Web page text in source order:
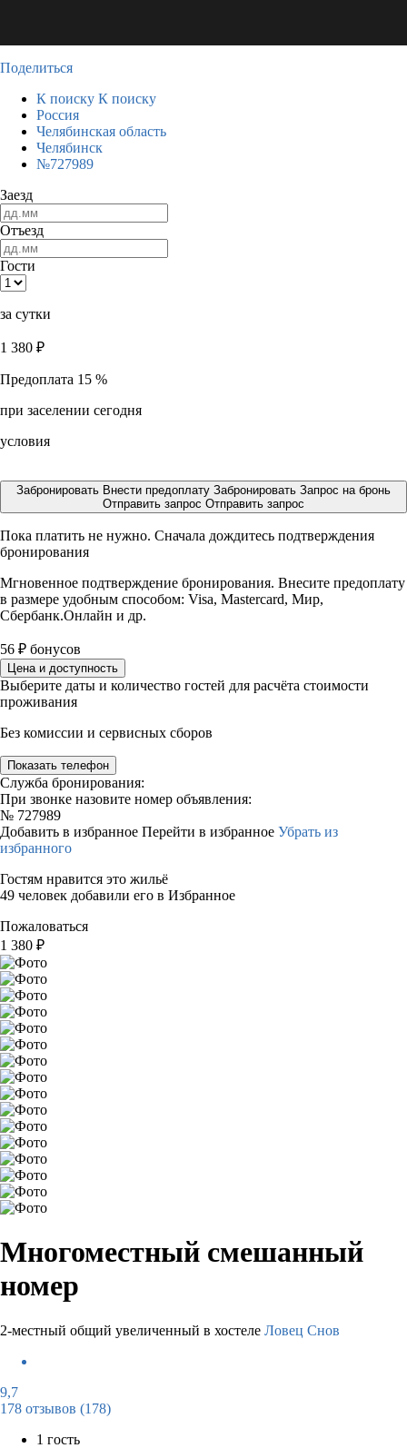
Поделиться
К поиску К поиску
Россия
Челябинская область
Челябинск
№727989
Заезд
Отъезд
Гости
за сутки
1 380 ₽
Предоплата 15 %
при заселении сегодня
условия
Забронировать Внести предоплату Забронировать Запрос на бронь
Отправить запрос Отправить запрос
Пока платить не нужно. Сначала дождитесь подтверждения
бронирования
Мгновенное подтверждение бронирования. Внесите предоплату
в размере удобным способом: Visa, Mastercard, Мир,
Сбербанк.Онлайн и др.
56 ₽ бонусов
Цена и доступность
Выберите даты и количество гостей для расчёта стоимости
проживания
Без комиссии и сервисных сборов
Показать телефон
Служба бронирования:
При звонке назовите номер объявления:
№ 727989
Добавить в избранное Перейти в избранное Убрать из
избранного
Гостям нравится это жильё
49 человек добавили его в Избранное
Пожаловаться
1 380 ₽
Многоместный смешанный
номер
2-местный общий увеличенный в хостеле Ловец Снов
9,7
178 отзывов (178)
1 гость